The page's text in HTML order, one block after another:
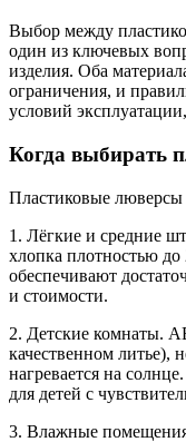
Выбор между
один из ключевых
изделия. Оба
ограничения, и
условий
Когда выбирать
Пластиковые
1. Лёгкие и средние
хлопка плотностью
обеспечивают
и стоимости.
2. Детские комнаты.
качественном литье),
нагревается на
для детей с
3. Влажные